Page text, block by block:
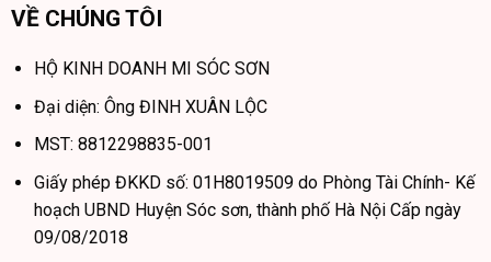
VỀ CHÚNG TÔI
HỘ KINH DOANH MI SÓC SƠN
Đại diện: Ông ĐINH XUÂN LỘC
MST: 8812298835-001
Giấy phép ĐKKD số: 01H8019509 do Phòng Tài Chính- Kế
hoạch UBND Huyện Sóc sơn, thành phố Hà Nội Cấp ngày
09/08/2018